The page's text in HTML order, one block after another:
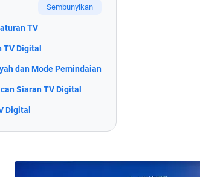
TV
Digital
dan Mode Pemindaian
Siaran TV Digital
Digital